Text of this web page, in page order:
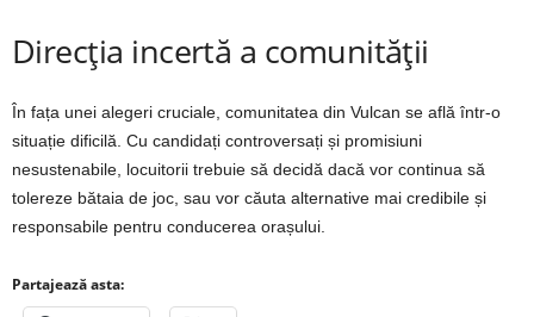
Direcția incertă a comunității
În fața unei alegeri cruciale, comunitatea din Vulcan se află într-o
situație dificilă. Cu candidați controversați și promisiuni
nesustenabile, locuitorii trebuie să decidă dacă vor continua să
tolereze bătaia de joc, sau vor căuta alternative mai credibile și
responsabile pentru conducerea orașului.
Partajează asta: